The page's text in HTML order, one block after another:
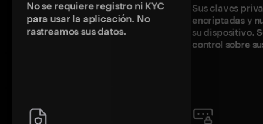
No se requiere registro ni KYC
para usar la aplicación. No
rastreamos sus datos.
Sus claves
encriptadas y
su dispositivo.
control sobre